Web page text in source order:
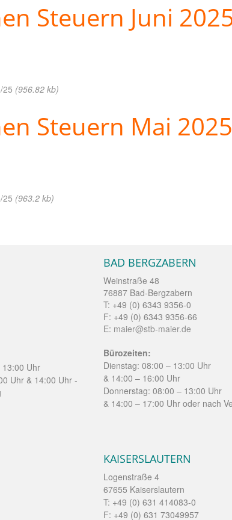
Steuern Juni
25 (956.82 kb)
Steuern Mai 2025
25 (963.2 kb)
Uhr
Uhr & 14:00 Uhr -
BAD BERGZABERN
Weinstraße 48
76887 Bad-Bergzabern
T: +49 (0) 6343 9356-0
F: +49 (0) 6343 9356-66
E: maier@stb-maier.de
Bürozeiten:
Dienstag: 08:00 – 13:00 Uhr
& 14:00 – 16:00 Uhr
Donnerstag: 08:00 – 13:00 Uhr
& 14:00 – 17:00 Uhr oder nach
KAISERSLAUTERN
Logenstraße 4
67655 Kaiserslautern
T: +49 (0) 631 414083-0
F: +49 (0) 631 73049957